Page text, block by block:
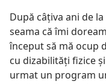
După câţiva ani de
seama că îmi
început să mă ocup
cu dizabilităţi fizice
urmat un program